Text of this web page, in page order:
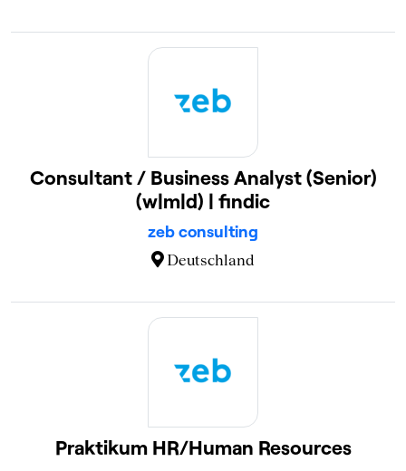
Consultant / Business Analyst (Senior)
(w|m|d) | findic
zeb consulting
Deutschland
Praktikum HR/Human Resources